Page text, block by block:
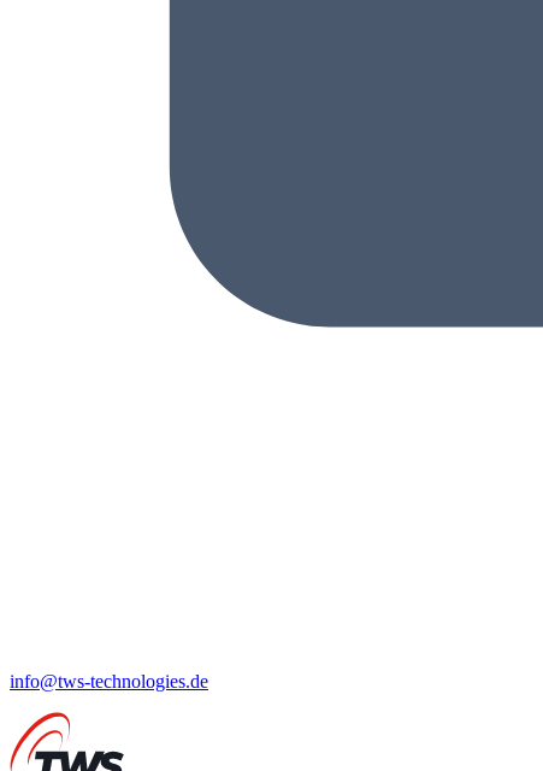
info@tws-technologies.de